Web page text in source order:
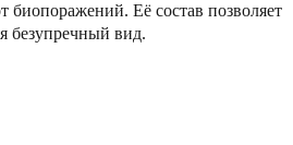
биопоражений. Её состав позволяет
безупречный вид.